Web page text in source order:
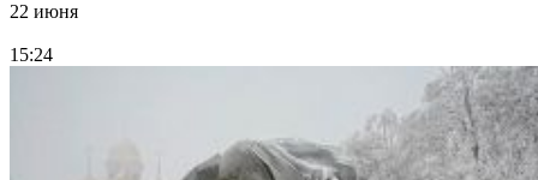
22 июня
15:24